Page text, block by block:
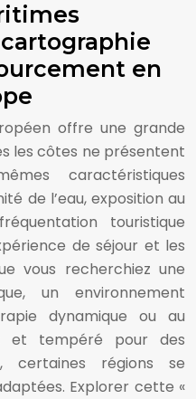
en
offre une grande
les côtes ne présentent
caractéristiques
de l’eau, exposition au
touristique
de séjour et les
vous recherchiez une
un environnement
dynamique ou au
et tempéré pour des
certaines régions se
Explorer cette «